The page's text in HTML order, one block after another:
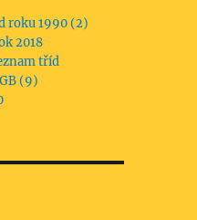
roku 1990 (2)
2018
tříd
(9)